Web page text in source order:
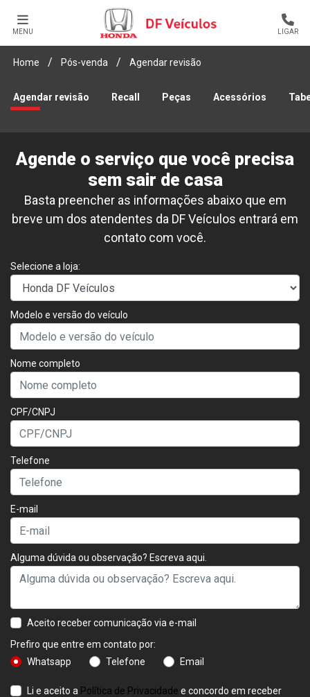
MENU LIGAR
Home Pós-venda Agendar revisão
Agendar revisão Recall Peças Acessórios
Agende o serviço que você precisa
sem sair de casa
Basta preencher as informações abaixo que em
breve um dos atendentes da DF Veículos entrará em
contato com você.
Selecione a loja:
Modelo e versão do veículo
Nome completo
CPF/CNPJ
Telefone
E-mail
Alguma dúvida ou observação? Escreva aqui.
Aceito receber comunicação via e-mail
Prefiro que entre em contato por:
Whatsapp
Telefone Email
Li e aceito a Política de Privacidade e concordo em receber